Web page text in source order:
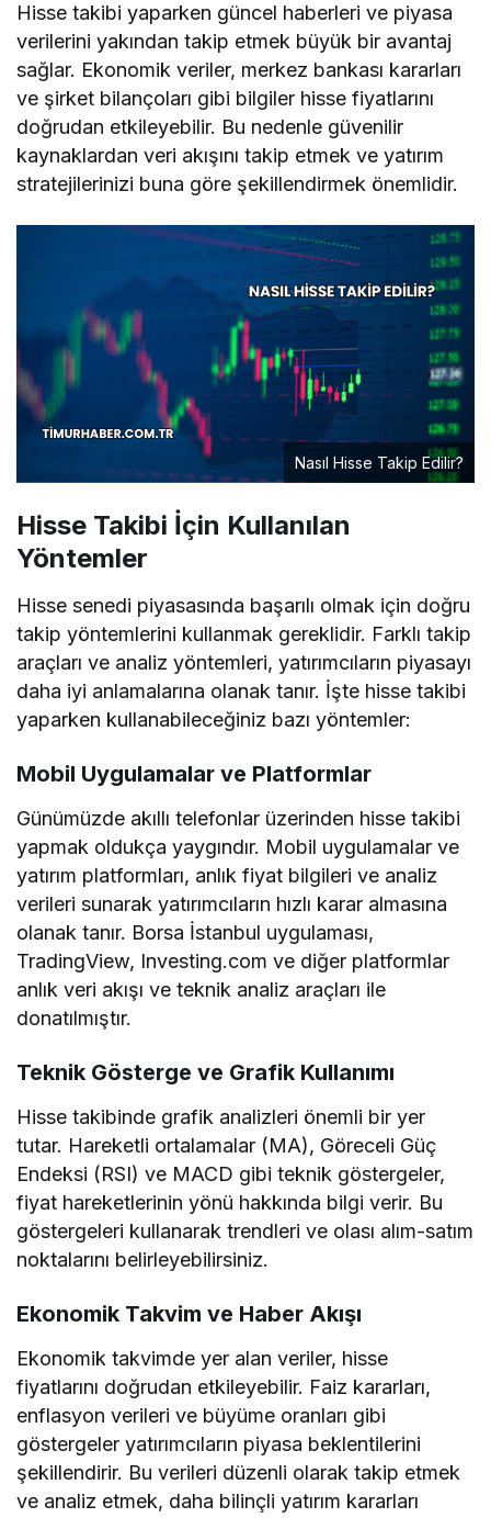
Hisse takibi yaparken güncel haberleri ve piyasa
verilerini yakından takip etmek büyük bir avantaj
sağlar. Ekonomik veriler, merkez bankası kararları
ve şirket bilançoları gibi bilgiler hisse fiyatlarını
doğrudan etkileyebilir. Bu nedenle güvenilir
kaynaklardan veri akışını takip etmek ve yatırım
stratejilerinizi buna göre şekillendirmek önemlidir.
Nasıl Hisse Takip Edilir?
Hisse Takibi İçin Kullanılan
Yöntemler
Hisse senedi piyasasında başarılı olmak için doğru
takip yöntemlerini kullanmak gereklidir. Farklı takip
araçları ve analiz yöntemleri, yatırımcıların piyasayı
daha iyi anlamalarına olanak tanır. İşte hisse takibi
yaparken kullanabileceğiniz bazı yöntemler:
Mobil Uygulamalar ve Platformlar
Günümüzde akıllı telefonlar üzerinden hisse takibi
yapmak oldukça yaygındır. Mobil uygulamalar ve
yatırım platformları, anlık fiyat bilgileri ve analiz
verileri sunarak yatırımcıların hızlı karar almasına
olanak tanır. Borsa İstanbul uygulaması,
TradingView, Investing.com ve diğer platformlar
anlık veri akışı ve teknik analiz araçları ile
donatılmıştır.
Teknik Gösterge ve Grafik Kullanımı
Hisse takibinde grafik analizleri önemli bir yer
tutar. Hareketli ortalamalar (MA), Göreceli Güç
Endeksi (RSI) ve MACD gibi teknik göstergeler,
fiyat hareketlerinin yönü hakkında bilgi verir. Bu
göstergeleri kullanarak trendleri ve olası alım-satım
noktalarını belirleyebilirsiniz.
Ekonomik Takvim ve Haber Akışı
Ekonomik takvimde yer alan veriler, hisse
fiyatlarını doğrudan etkileyebilir. Faiz kararları,
enflasyon verileri ve büyüme oranları gibi
göstergeler yatırımcıların piyasa beklentilerini
şekillendirir. Bu verileri düzenli olarak takip etmek
ve analiz etmek, daha bilinçli yatırım kararları